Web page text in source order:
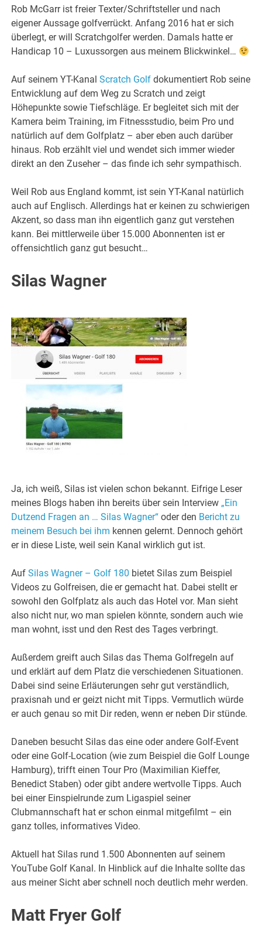
Rob McGarr ist freier Texter/Schriftsteller und nach
eigener Aussage golfverrückt. Anfang 2016 hat er sich
überlegt, er will Scratchgolfer werden. Damals hatte er
Handicap 10 – Luxussorgen aus meinem Blickwinkel…
Auf seinem YT-KanalScratch Golf dokumentiert Rob seine
Entwicklung auf dem Weg zu Scratch und zeigt
Höhepunkte sowie Tiefschläge. Er begleitet sich mit der
Kamera beim Training, im Fitnessstudio, beim Pro und
natürlich auf dem Golfplatz – aber eben auch darüber
hinaus. Rob erzählt viel und wendet sich immer wieder
direkt an den Zuseher – das finde ich sehr sympathisch.
Weil Rob aus England kommt, ist sein YT-Kanal natürlich
auch auf Englisch. Allerdings hat er keinen zu schwierigen
Akzent, so dass man ihn eigentlich ganz gut verstehen
kann. Bei mittlerweile über 15.000 Abonnenten ist er
offensichtlich ganz gut besucht…
Silas Wagner
Ja, ich weiß, Silas ist vielen schon bekannt. Eifrige Leser
meines Blogs haben ihn bereits über sein Interview „Ein
Dutzend Fragen an … Silas Wagner“ oder den Bericht zu
meinem Besuch bei ihm kennen gelernt. Dennoch gehört
er in diese Liste, weil sein Kanal wirklich gut ist.
AufSilas Wagner – Golf 180 bietet Silas zum Beispiel
Videos zu Golfreisen, die er gemacht hat. Dabei stellt er
sowohl den Golfplatz als auch das Hotel vor. Man sieht
also nicht nur, wo man spielen könnte, sondern auch wie
man wohnt, isst und den Rest des Tages verbringt.
Außerdem greift auch Silas das Thema Golfregeln auf
und erklärt auf dem Platz die verschiedenen Situationen.
Dabei sind seine Erläuterungen sehr gut verständlich,
praxisnah und er geizt nicht mit Tipps. Vermutlich würde
er auch genau so mit Dir reden, wenn er neben Dir stünde.
Daneben besucht Silas das eine oder andere Golf-Event
oder eine Golf-Location (wie zum Beispiel die Golf Lounge
Hamburg), trifft einen Tour Pro (Maximilian Kieffer,
Benedict Staben) oder gibt andere wertvolle Tipps. Auch
bei einer Einspielrunde zum Ligaspiel seiner
Clubmannschaft hat er schon einmal mitgefilmt – ein
ganz tolles, informatives Video.
Aktuell hat Silas rund 1.500 Abonnenten auf seinem
YouTube Golf Kanal. In Hinblick auf die Inhalte sollte das
aus meiner Sicht aber schnell noch deutlich mehr werden.
Matt Fryer Golf